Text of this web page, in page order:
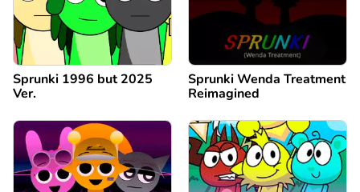
Sprunki 1996 but 2025
Ver.
Sprunki Wenda Treatment
Reimagined